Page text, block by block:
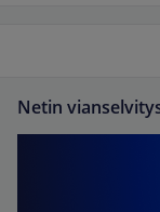
Netin